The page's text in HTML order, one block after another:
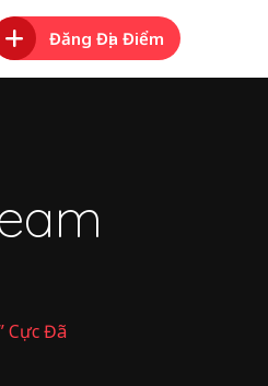
Đăng Địa Điểm
Cực Đã